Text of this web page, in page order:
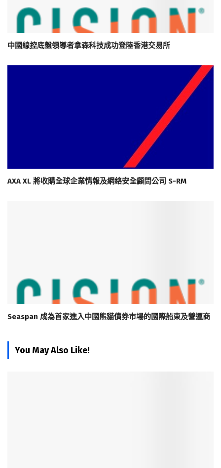
中國線控底盤領導者拿森科技成功登陸香港交易所
AXA XL 將收購全球企業情報及網絡安全顧問公司 S-RM
Seaspan 成為首家進入中國熊貓債券市場的國際船東及營運商
You May Also Like!